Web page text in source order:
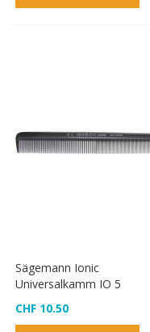
Sägemann Ionic
Universalkamm IO 5
CHF 10.50